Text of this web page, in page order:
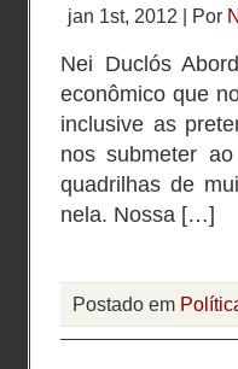
jan 1st, 2012 | Por
Nei Duclós
econômico que
inclusive as
nos submeter
quadrilhas de
nela. Nossa […]
Postado em